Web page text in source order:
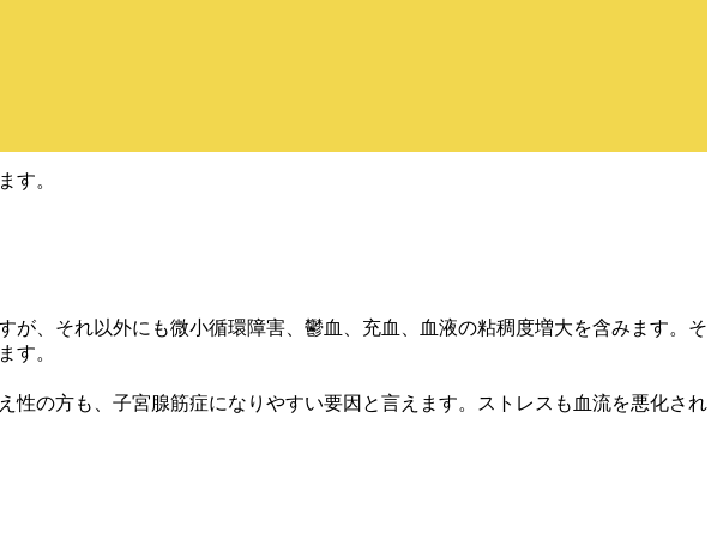
す。
、それ以外にも微小循環障害、鬱血、充血、血液の粘稠度増大を含みます。そ
す。
の方も、子宮腺筋症になりやすい要因と言えます。ストレスも血流を悪化され